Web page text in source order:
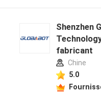
Shenzhen
fabricant
Chine
5.0